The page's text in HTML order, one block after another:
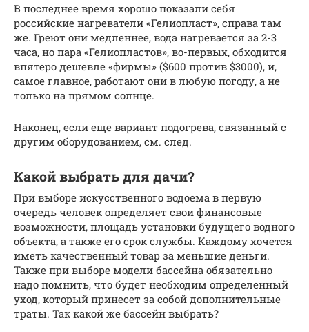
В последнее время хорошо показали себя
российские нагреватели «Гелиопласт», справа там
же. Греют они медленнее, вода нагревается за 2-3
часа, но пара «Гелиопластов», во-первых, обходится
впятеро дешевле «фирмы» ($600 против $3000), и,
самое главное, работают они в любую погоду, а не
только на прямом солнце.
Наконец, если еще вариант подогрева, связанный с
другим оборудованием, см. след.
Какой выбрать для дачи?
При выборе искусственного водоема в первую
очередь человек определяет свои финансовые
возможности, площадь установки будущего водного
объекта, а также его срок службы. Каждому хочется
иметь качественный товар за меньшие деньги.
Также при выборе модели бассейна обязательно
надо помнить, что будет необходим определенный
уход, который принесет за собой дополнительные
траты. Так какой же бассейн выбрать?